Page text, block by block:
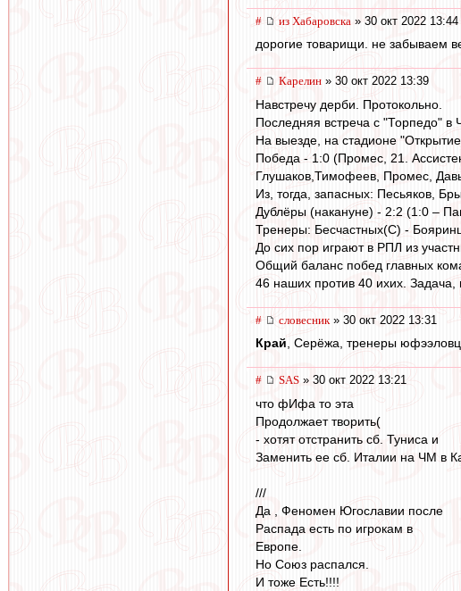
# из Хабаровска » 30 окт 2022 13:44
дорогие товарищи. не забываем
# Карелин » 30 окт 2022 13:39
Навстречу дерби. Протокольно.
Последняя встреча с "Торпедо" в
На выезде, на стадионе
Победа - 1:0 (Промес, 21.
Глушаков,Тимофеев, Промес,
Из, тогда, запасных: Песьяков,
Дублёры (накануне) - 2:2 (1:0 –
Тренеры: Бесчастных(С) -
До сих пор играют в РПЛ из
Общий баланс побед главных
46 наших против 40 ихих. Задача,
# словесник » 30 окт 2022 13:31
Край, Серёжа, тренеры
# SAS » 30 окт 2022 13:21
что фИфа то эта
Продолжает творить(
- хотят отстранить сб. Туниса и
Заменить ее сб. Италии на ЧМ в
///
Да , Феномен Югославии после
Распада есть по игрокам в
Европе.
Но Союз распался.
И тоже Есть!!!!